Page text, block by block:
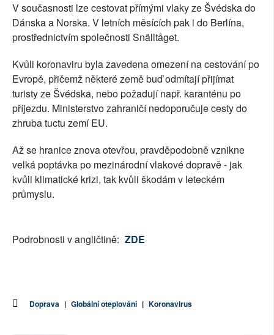
V současnosti lze cestovat přímými vlaky ze Švédska do
Dánska a Norska. V letních měsících pak i do Berlína,
prostřednictvím společnosti Snälltåget.
Kvůli koronaviru byla zavedena omezení na cestování po
Evropě, přičemž některé země buď odmítají přijímat
turisty ze Švédska, nebo požadují např. karanténu po
příjezdu. Ministerstvo zahraničí nedoporučuje cesty do
zhruba tuctu zemí EU.
Až se hranice znova otevřou, pravděpodobně vznikne
velká poptávka po mezinárodní vlakové dopravě - jak
kvůli klimatické krizi, tak kvůli škodám v leteckém
průmyslu.
Podrobnosti v angličtině: ZDE
Doprava | Globální oteplování | Koronavirus